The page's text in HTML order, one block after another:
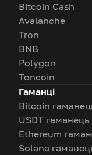
Bitcoin Cash
Avalanche
Tron
BNB
Polygon
Toncoin
Гаманці
Bitcoin
USDT гаманець
Ethereum
Solana